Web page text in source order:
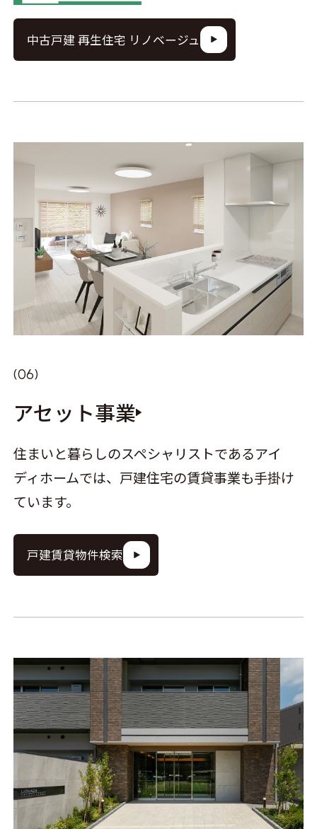
中古戸建 再生住宅 リノベージュ
アセット事業
住まいと暮らしのスペシャリストであるアイ
ディホームでは、戸建住宅の賃貸事業も手掛け
ています。
戸建賃貸物件検索